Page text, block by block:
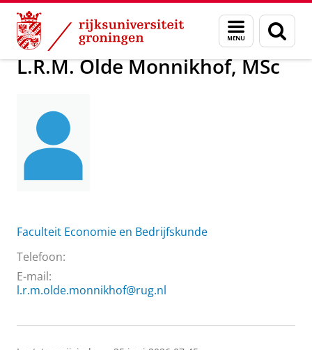
Skip
Content
Skip
Navigation
Menu
en
zoeken
Over ons L.R.M. Olde Monnikhof, MSc
L.R.M. Olde Monnikhof, MSc
Faculteit Economie en Bedrijfskunde
Telefoon:
E-mail:
l.r.m.olde.monnikhof@rug.nl